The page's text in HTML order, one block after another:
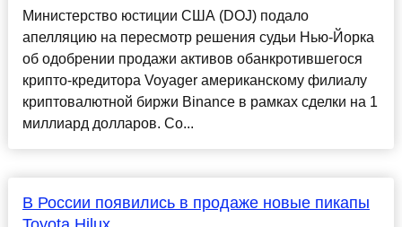
Министерство юстиции США (DOJ) подало
апелляцию на пересмотр решения судьи Нью-Йорка
об одобрении продажи активов обанкротившегося
крипто-кредитора Voyager американскому филиалу
криптовалютной биржи Binance в рамках сделки на 1
миллиард долларов. Со...
В России появились в продаже новые пикапы